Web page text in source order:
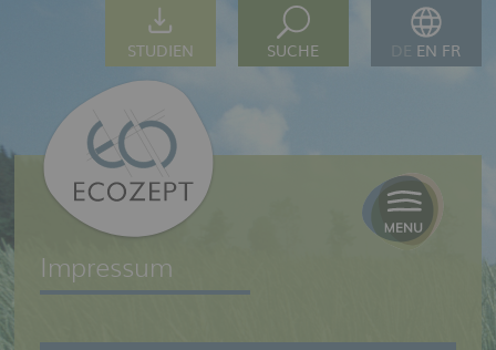
STUDIEN SUCHE EN FR
Impressum